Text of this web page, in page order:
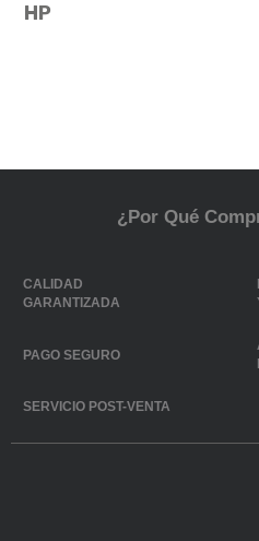
HP
¿Por Qué
CALIDAD
GARANTIZADA
PAGO SEGURO
SERVICIO POST-VENTA